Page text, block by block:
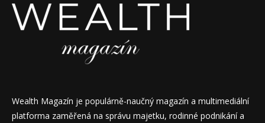
Wealth Magazín je populárně-naučný magazín a multimediální
platforma zaměřená na správu majetku, rodinné podnikání a